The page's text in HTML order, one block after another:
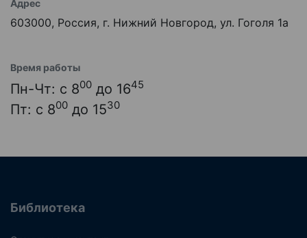
Адрес
603000, Россия, г. Нижний Новгород, ул. Гоголя 1а
Время работы
Пн-Чт: с 800 до 1645
Пт: с 800 до 1530
Библиотека